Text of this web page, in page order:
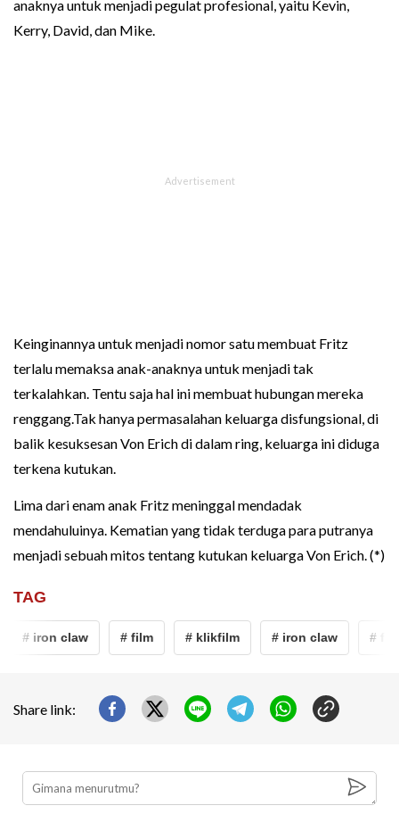
anaknya untuk menjadi pegulat profesional, yaitu Kevin,
Kerry, David, dan Mike.
Keinginannya untuk menjadi nomor satu membuat Fritz
terlalu memaksa anak-anaknya untuk menjadi tak
terkalahkan. Tentu saja hal ini membuat hubungan mereka
renggang.Tak hanya permasalahan keluarga disfungsional, di
balik kesuksesan Von Erich di dalam ring, keluarga ini diduga
terkena kutukan.
Lima dari enam anak Fritz meninggal mendadak
mendahuluinya. Kematian yang tidak terduga para putranya
menjadi sebuah mitos tentang kutukan keluarga Von Erich. (*)
TAG
# iron claw # film # klikfilm # iron claw # film
Share link: